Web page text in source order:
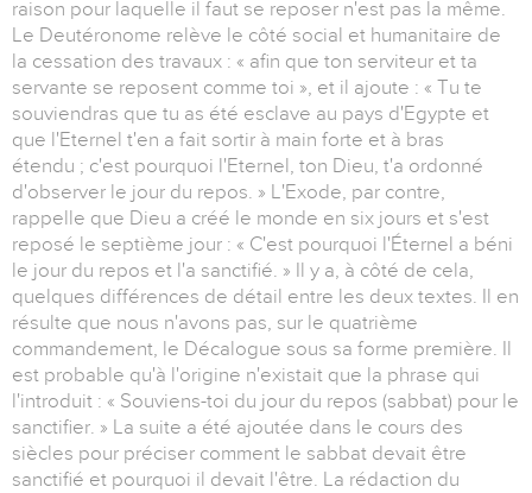
raison pour laquelle il faut se reposer n'est pas la même.
Le Deutéronome relève le côté social et humanitaire de
la cessation des travaux : « afin que ton serviteur et ta
servante se reposent comme toi », et il ajoute : « Tu te
souviendras que tu as été esclave au pays d'Egypte et
que l'Eternel t'en a fait sortir à main forte et à bras
étendu ; c'est pourquoi l'Eternel, ton Dieu, t'a ordonné
d'observer le jour du repos. » L'Exode, par contre,
rappelle que Dieu a créé le monde en six jours et s'est
reposé le septième jour : « C'est pourquoi l'Éternel a béni
le jour du repos et l'a sanctifié. » Il y a, à côté de cela,
quelques différences de détail entre les deux textes. Il en
résulte que nous n'avons pas, sur le quatrième
commandement, le Décalogue sous sa forme première. Il
est probable qu'à l'origine n'existait que la phrase qui
l'introduit : « Souviens-toi du jour du repos (sabbat) pour le
sanctifier. » La suite a été ajoutée dans le cours des
siècles pour préciser comment le sabbat devait être
sanctifié et pourquoi il devait l'être. La rédaction du